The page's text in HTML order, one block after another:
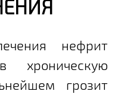
нефрит
грозит